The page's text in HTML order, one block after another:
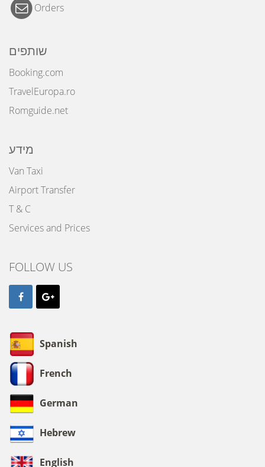
Orders
שותפים
Booking.com
TravelEuropa.ro
Romguide.net
מידע
Van Taxi
Airport Transfer
T & C
Services and Prices
FOLLOW US
Spanish
French
German
Hebrew
English